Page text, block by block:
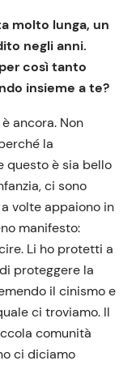
molto lunga, un
negli anni.
così tanto
insieme a te?
ancora. Non
la
questo è sia bello
ci sono
volte appaiono in
manifesto:
Li ho protetti a
proteggere la
il cinismo e
ci troviamo. Il
comunità
ci diciamo